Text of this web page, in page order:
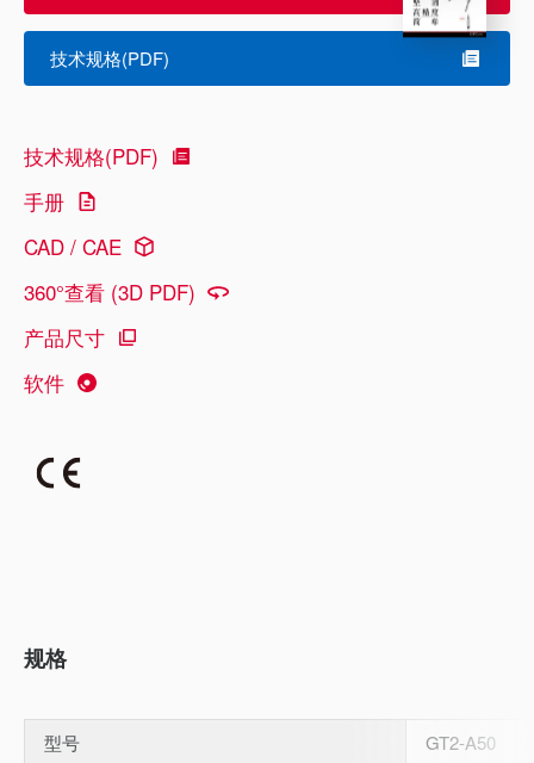
技术规格(PDF)
技术规格(PDF)
手册
CAD / CAE
360°查看 (3D PDF)
产品尺寸
软件
规格
型号
GT2-A50